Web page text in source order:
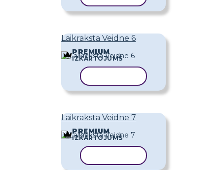
Laikraksta Veidne 6
PREMIUM
IZKĀRTOJUMS
Laikraksta Veidne 7
PREMIUM
IZKĀRTOJUMS